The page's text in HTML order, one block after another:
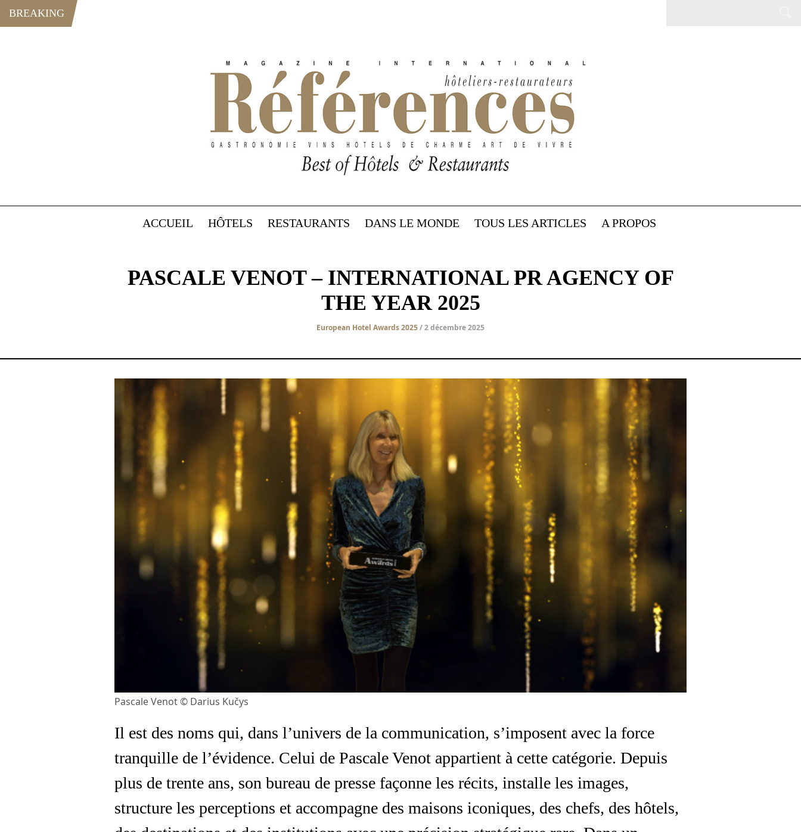
BREAKING
ACCUEIL HÔTELS RESTAURANTS DANS LE MONDE TOUS LES ARTICLES A PROPOS
PASCALE VENOT – INTERNATIONAL PR AGENCY OF
THE YEAR 2025
European Hotel Awards 2025/ 2 décembre 2025
Pascale Venot © Darius Kučys
Il est des noms qui, dans l’univers de la communication, s’imposent avec la force
tranquille de l’évidence. Celui de Pascale Venot appartient à cette catégorie. Depuis
plus de trente ans, son bureau de presse façonne les récits, installe les images,
structure les perceptions et accompagne des maisons iconiques, des chefs, des hôtels,